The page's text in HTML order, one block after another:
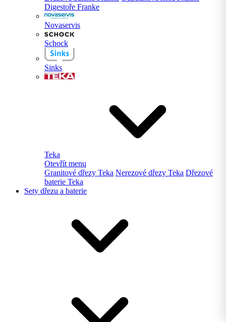
Digestoře Franke
Novaservis
Schock
Sinks
Teka
Otevřít menu
Granitové dřezy Teka Nerezové dřezy Teka Dřezové
baterie Teka
Sety dřezu a baterie